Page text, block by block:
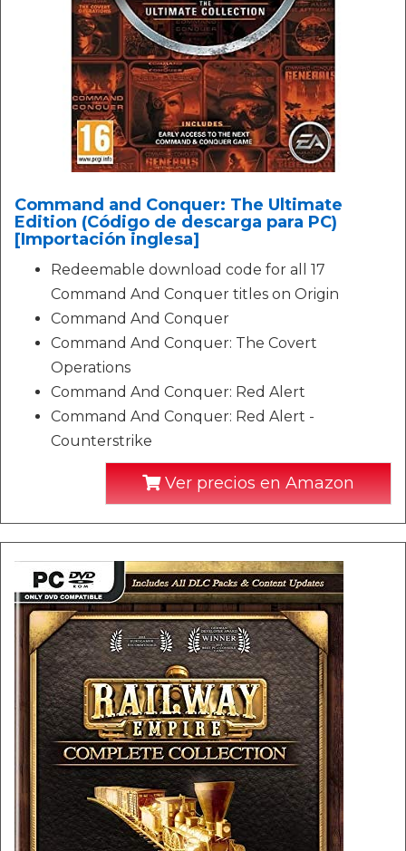
Command and Conquer: The Ultimate
Edition (Código de descarga para PC)
[Importación inglesa]
Redeemable download code for all 17
Command And Conquer titles on Origin
Command And Conquer
Command And Conquer: The Covert
Operations
Command And Conquer: Red Alert
Command And Conquer: Red Alert -
Counterstrike
Ver precios en Amazon